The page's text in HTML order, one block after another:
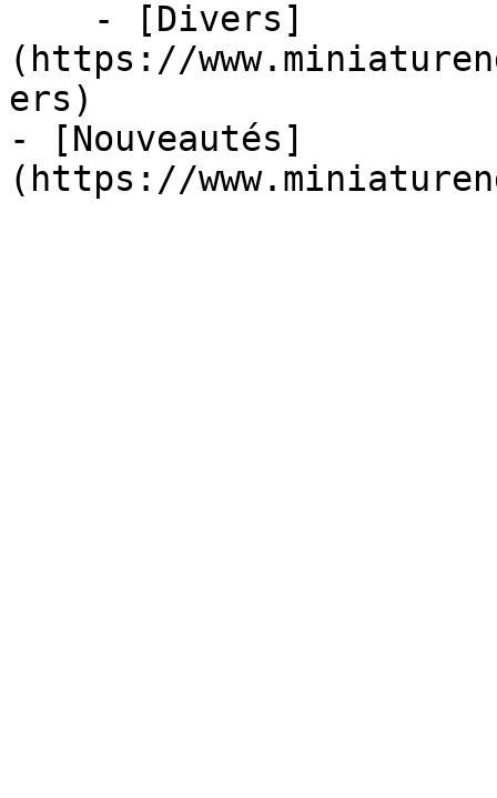
(https://
ers)
- [Nouveautés]